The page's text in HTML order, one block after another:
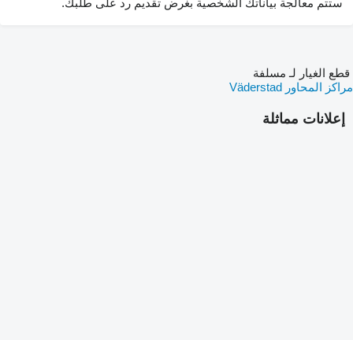
ستتم معالجة بياناتك الشخصية بغرض تقديم رد على طلبك.
إعلانات مماثلة
قطع الغيار لـ مسلفة
مراكز المحاور Väderstad